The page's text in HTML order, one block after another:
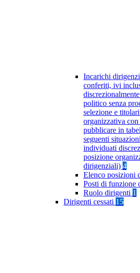
Incarichi
conferiti, ivi
politico senza
selezione e
organizzativa
pubblicare in
seguenti
individuati
posizione
dirigenziali) 4
Elenco posizioni
Posti di funzione
Ruolo dirigenti 1
Dirigenti cessati 15